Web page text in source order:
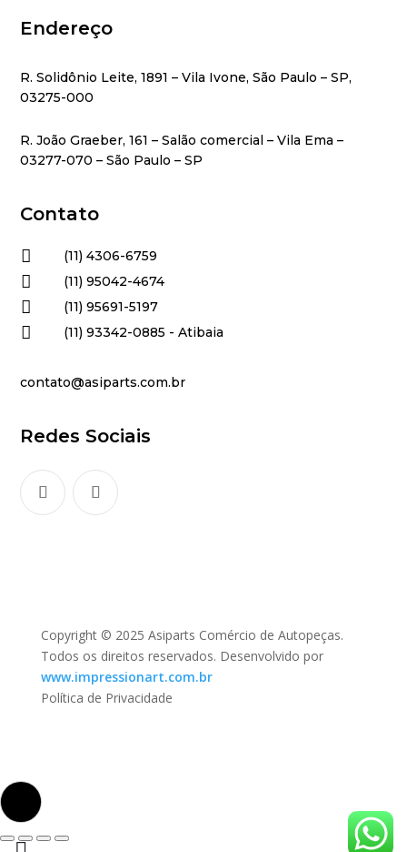
Endereço
R. Solidônio Leite, 1891 – Vila Ivone, São Paulo – SP,
03275-000
R. João Graeber, 161 – Salão comercial – Vila Ema –
03277-070 – São Paulo – SP
Contato
 (11) 4306-6759
 (11) 95042-4674
 (11) 95691-5197
 (11) 93342-0885 - Atibaia
contato@asiparts.com.br
Redes Sociais
Copyright © 2025 Asiparts Comércio de Autopeças.
Todos os direitos reservados. Desenvolvido por
www.impressionart.com.br
Política de Privacidade